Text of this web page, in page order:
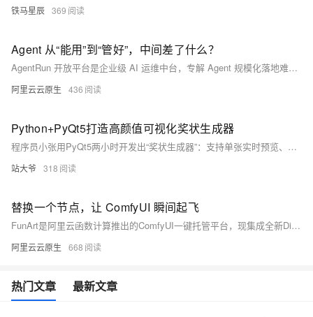
铁马星辰 369
Agent 从“能用”到“管好”，中间差了什么？
AgentRun 开放平台是企业级 AI 运维中台，专解 Agent 规模化落地难题。以员工权限为核心，构建“用户组-用户-用户空间”三层多租户体系，实现细粒度隔离、动态审批、成本可控、安全合规与全生命周期管理，助力企业从“玩具”迈向可信、高效、可治理的 AI 生产环境。
阿里云云原生 436
Python+PyQt5打造高颜值可视化奖状生成器
程序员小张用PyQt5两小时开发出“奖状生成器”：支持单张实时预览、Excel批量导入、红金配色排版与一键导出PNG。告别手动PS，50张个性奖状十几秒搞定，零依赖打包成exe，同事双击即用。（239字）
站大爷 318
替换一个节点，让 ComfyUI 瞬间起飞
FunArt是阿里云函数计算推出的ComfyUI一键托管平台，现集成全新DiT推理引擎VisionPlaid。该引擎序列并行加速，支持Int4/NVFP4量化与SageAttention，单卡最高提速2倍、双卡达2.5倍，兼顾极致性能与原生兼容性，真正实现开箱即用的高效AI生成体验。
阿里云云原生 668
热门文章 最新文章